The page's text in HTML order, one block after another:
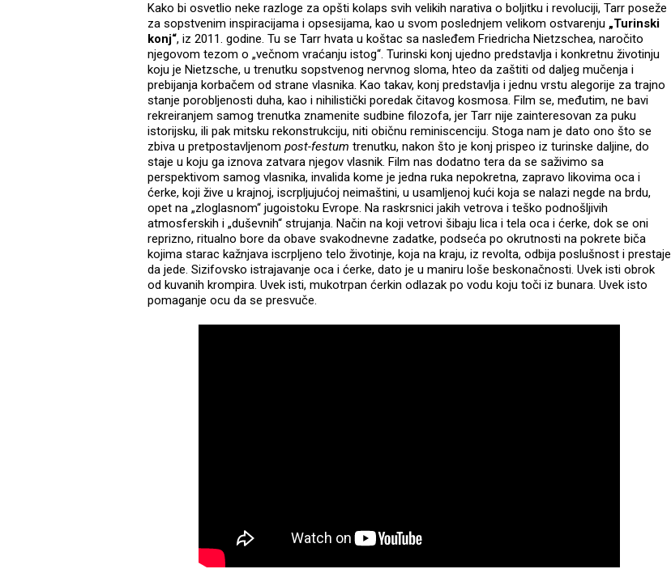
Kako bi osvetlio neke razloge za opšti kolaps svih velikih narativa o boljitku i revoluciji, Tarr poseže
za sopstvenim inspiracijama i opsesijama, kao u svom poslednjem velikom ostvarenju „Turinski
konj“, iz 2011. godine. Tu se Tarr hvata u koštac sa nasleđem Friedricha Nietzschea, naročito
njegovom tezom o „večnom vraćanju istog“. Turinski konj ujedno predstavlja i konkretnu životinju
koju je Nietzsche, u trenutku sopstvenog nervnog sloma, hteo da zaštiti od daljeg mučenja i
prebijanja korbačem od strane vlasnika. Kao takav, konj predstavlja i jednu vrstu alegorije za trajno
stanje porobljenosti duha, kao i nihilistički poredak čitavog kosmosa. Film se, međutim, ne bavi
rekreiranjem samog trenutka znamenite sudbine filozofa, jer Tarr nije zainteresovan za puku
istorijsku, ili pak mitsku rekonstrukciju, niti običnu reminiscenciju. Stoga nam je dato ono što se
zbiva u pretpostavljenom post-festum trenutku, nakon što je konj prispeo iz turinske daljine, do
staje u koju ga iznova zatvara njegov vlasnik. Film nas dodatno tera da se saživimo sa
perspektivom samog vlasnika, invalida kome je jedna ruka nepokretna, zapravo likovima oca i
ćerke, koji žive u krajnoj, iscrpljujućoj neimaštini, u usamljenoj kući koja se nalazi negde na brdu,
opet na „zloglasnom“ jugoistoku Evrope. Na raskrsnici jakih vetrova i teško podnošljivih
atmosferskih i „duševnih“ strujanja. Način na koji vetrovi šibaju lica i tela oca i ćerke, dok se oni
reprizno, ritualno bore da obave svakodnevne zadatke, podseća po okrutnosti na pokrete biča
kojima starac kažnjava iscrpljeno telo životinje, koja na kraju, iz revolta, odbija poslušnost i prestaje
da jede. Sizifovsko istrajavanje oca i ćerke, dato je u maniru loše beskonačnosti. Uvek isti obrok
od kuvanih krompira. Uvek isti, mukotrpan ćerkin odlazak po vodu koju toči iz bunara. Uvek isto
pomaganje ocu da se presvuče.